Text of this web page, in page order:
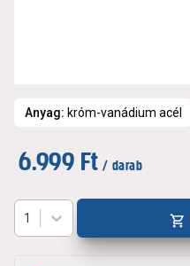
Anyag: króm-vanádium acél
6.999 Ft / darab
1